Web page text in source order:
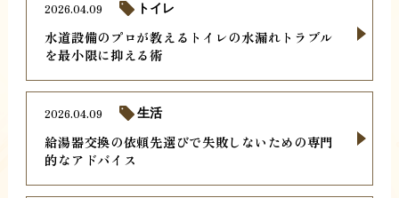
水道設備のプロが教えるトイレの水漏れトラブル
を最小限に抑える術
2026.04.09 トイレ
給湯器交換の依頼先選びで失敗しないための専門
的なアドバイス
2026.04.09 生活